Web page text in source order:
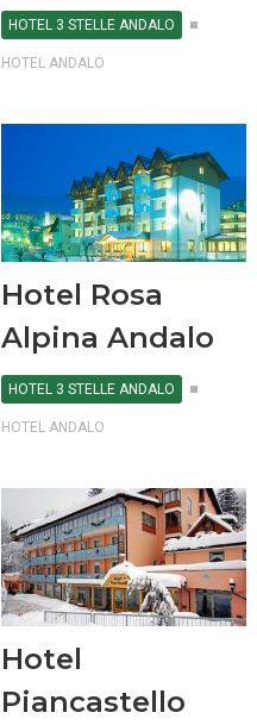
HOTEL 3 STELLE ANDALO
HOTEL ANDALO
Hotel Rosa
Alpina Andalo
HOTEL 3 STELLE ANDALO
HOTEL ANDALO
Hotel
Piancastello